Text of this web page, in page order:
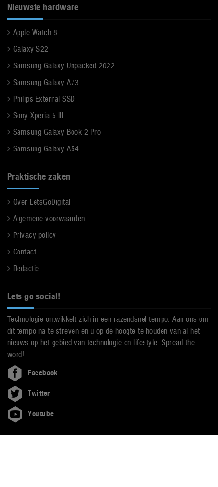
Nieuwste hardware
Apple Watch 8
Galaxy S22
Samsung Galaxy Unpacked 2022
Samsung Galaxy A73
Philips External SSD
Sony Xperia 5 III
Samsung Galaxy Book 2 Pro
Samsung Galaxy A54
Praktische zaken
Over LetsGoDigital
Algemene voorwaarden
Privacy policy
Contact
Redactie
Lets go social!
Technologie ontwikkelt zich in een razendsnel tempo. Aan ons om
dit tempo na te streven en u op de hoogte te houden van al het
nieuws op het gebied van technologie en lifestyle. Spread the
word!
Facebook
Twitter
Youtube